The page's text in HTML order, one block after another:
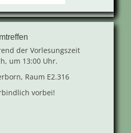
der Vorlesungszeit
um 13:00 Uhr.
Raum E2.316
vorbei!